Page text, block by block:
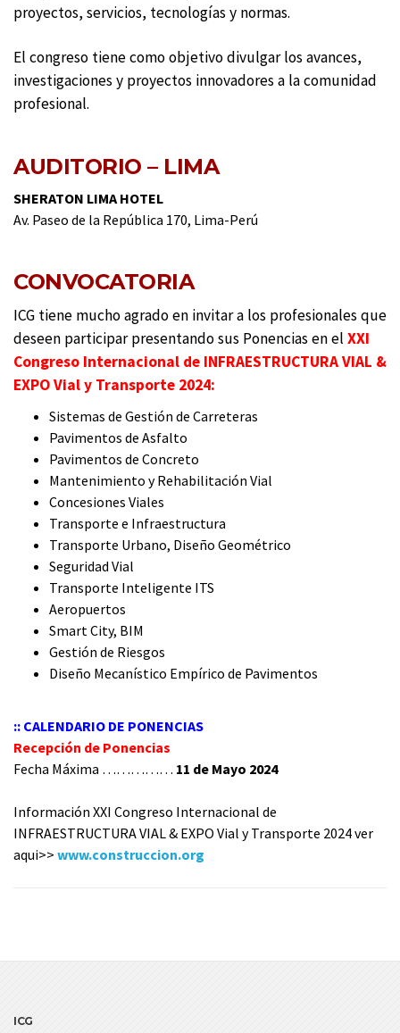
proyectos, servicios, tecnologías y normas.
El congreso tiene como objetivo divulgar los avances,
investigaciones y proyectos innovadores a la comunidad
profesional.
AUDITORIO – LIMA
SHERATON LIMA HOTEL
Av. Paseo de la República 170, Lima-Perú
CONVOCATORIA
ICG tiene mucho agrado en invitar a los profesionales que
deseen participar presentando sus Ponencias en el XXI
Congreso Internacional de INFRAESTRUCTURA VIAL &
EXPO Vial y Transporte 2024:
Sistemas de Gestión de Carreteras
Pavimentos de Asfalto
Pavimentos de Concreto
Mantenimiento y Rehabilitación Vial
Concesiones Viales
Transporte e Infraestructura
Transporte Urbano, Diseño Geométrico
Seguridad Vial
Transporte Inteligente ITS
Aeropuertos
Smart City, BIM
Gestión de Riesgos
Diseño Mecanístico Empírico de Pavimentos
:: CALENDARIO DE PONENCIAS
Recepción de Ponencias
Fecha Máxima …………… 11 de Mayo 2024
Información XXI Congreso Internacional de
INFRAESTRUCTURA VIAL & EXPO Vial y Transporte 2024 ver
aqui>> www.construccion.org
ICG